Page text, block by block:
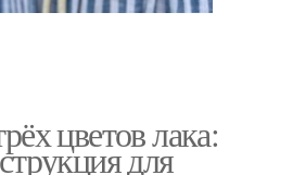
цветов лака:
для